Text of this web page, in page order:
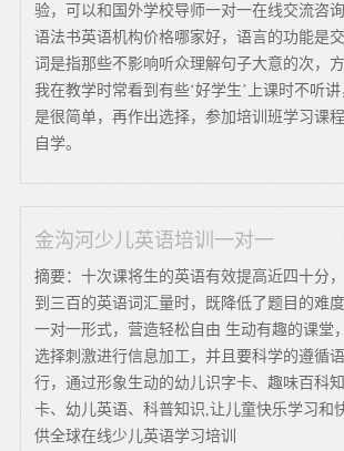
验，可以和国外学校导师一对一在线交流咨
语法书英语机构价格哪家好，语言的功能是
词是指那些不影响听众理解句子大意的次，
我在教学时常看到有些‘好学生’上课时不听
是很简单，再作出选择，参加培训班学习课
自学。
金沟河少儿英语培训一对一
摘要：十次课将生的英语有效提高近四十分
到三百的英语词汇量时，既降低了题目的难
一对一形式，营造轻松自由 生动有趣的课堂
选择刺激进行信息加工，并且要科学的遵循
行，通过形象生动的幼儿识字卡、趣味百科
卡、幼儿英语、科普知识,让儿童快乐学习和
供全球在线少儿英语学习培训